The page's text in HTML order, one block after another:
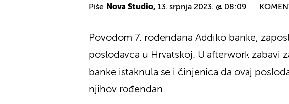
Piše Nova Studio, 13. srpnja 2023. @ 08:09
Povodom 7. rođendana Addiko banke,
poslodavca u Hrvatskoj. U afterwork zabavi
banke istaknula se i činjenica da ovaj
njihov rođendan.